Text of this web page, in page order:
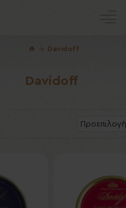
Davidoff
Davidoff